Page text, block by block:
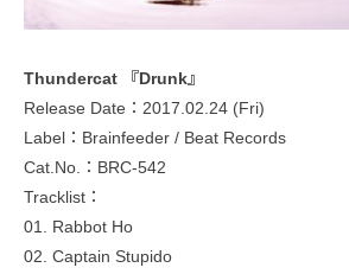
Thundercat 『Drunk』
Release Date：2017.02.24 (Fri)
Label：Brainfeeder / Beat Records
Cat.No.：BRC-542
Tracklist：
01. Rabbot Ho
02. Captain Stupido